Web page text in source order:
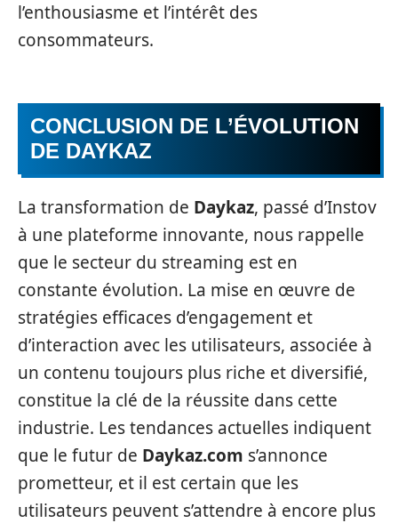
l’enthousiasme et l’intérêt des
consommateurs.
CONCLUSION DE L’ÉVOLUTION
DE DAYKAZ
La transformation de Daykaz, passé d’Instov
à une plateforme innovante, nous rappelle
que le secteur du streaming est en
constante évolution. La mise en œuvre de
stratégies efficaces d’engagement et
d’interaction avec les utilisateurs, associée à
un contenu toujours plus riche et diversifié,
constitue la clé de la réussite dans cette
industrie. Les tendances actuelles indiquent
que le futur de Daykaz.com s’annonce
prometteur, et il est certain que les
utilisateurs peuvent s’attendre à encore plus